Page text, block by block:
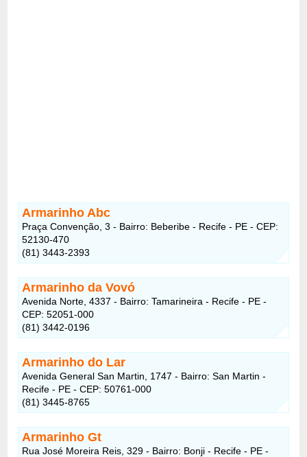
Armarinho Abc
Praça Convenção, 3 - Bairro: Beberibe - Recife - PE - CEP:
52130-470
(81) 3443-2393
Armarinho da Vovó
Avenida Norte, 4337 - Bairro: Tamarineira - Recife - PE -
CEP: 52051-000
(81) 3442-0196
Armarinho do Lar
Avenida General San Martin, 1747 - Bairro: San Martin -
Recife - PE - CEP: 50761-000
(81) 3445-8765
Armarinho Gt
Rua José Moreira Reis, 329 - Bairro: Bonji - Recife - PE -